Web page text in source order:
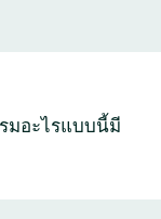
มอะไรแบบนี้มี